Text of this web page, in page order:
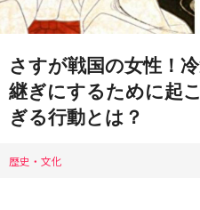
さすが戦国の女性！
継ぎにするために起
ぎる行動とは？
歴史・文化